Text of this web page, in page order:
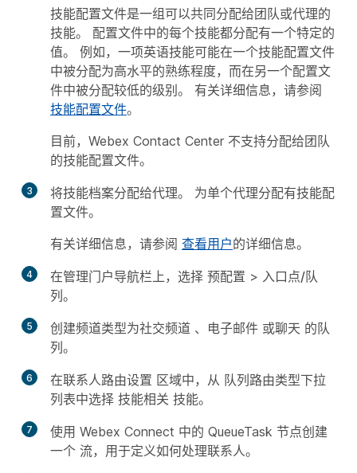
技能配置文件是一组可以共同分配给团队或代理的
技能。 配置文件中的每个技能都分配有一个特定的
值。 例如，一项英语技能可能在一个技能配置文件
中被分配为高水平的熟练程度，而在另一个配置文
件中被分配较低的级别。 有关详细信息，请参阅
技能配置文件。
目前，Webex Contact Center 不支持分配给团队
的技能配置文件。
3
将技能档案分配给代理。 为单个代理分配有技能配
置文件。
有关详细信息，请参阅 查看用户的详细信息。
4 在管理门户导航栏上，选择 预配置 > 入口点/队
列 。
5 创建频道类型为社交频道 、 电子邮件 或聊天 的队
列。
6 在联系人路由设置 区域中，从 队列路由类型下拉
列表中选择 技能相关 技能。
7 使用 Webex Connect 中的 QueueTask 节点创建
一个 流，用于定义如何处理联系人。